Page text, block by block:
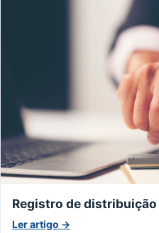
Registro de distribuição
Ler artigo →